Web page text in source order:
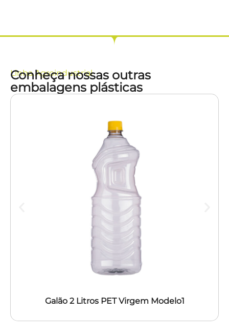
LinhaAgroindustrial
Conheça nossas outras
embalagens plásticas
Galão 2 Litros PET Virgem Modelo1